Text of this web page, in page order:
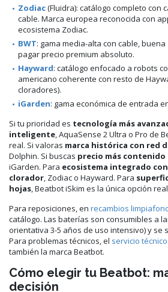
Zodiac(Fluidra): catálogo completo con
cable. Marca europea reconocida con
ecosistema Zodiac.
BWT: gama media-alta con cable,
pagar precio premium absoluto.
Hayward: catálogo enfocado a robots
americano coherente con resto de
cloradores).
iGarden: gama económica de entrada
Si tu prioridad es tecnología más
inteligente, AquaSense 2 Ultra o Pro de
real. Si valoras marca histórica con red
Dolphin. Si buscas precio más contenido
iGarden. Para ecosistema integrado
clorador, Zodiac o Hayward. Para
hojas, Beatbot iSkim es la única opción
Para reposiciones, en recambios
catálogo. Las baterías son consumibles a
orientativa 3-5 años de uso intensivo) y se
Para problemas técnicos, el servicio técnico
también la marca Beatbot.
Cómo elegir tu Beatbot:
decisión